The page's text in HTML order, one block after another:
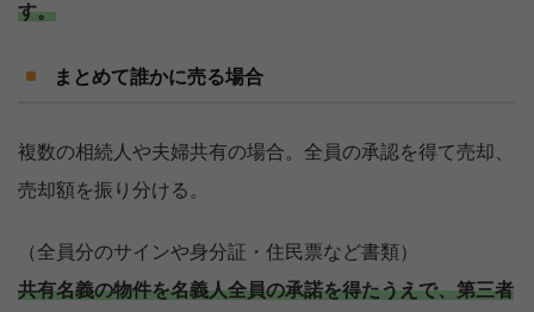
す。
まとめて誰かに売る場合
複数の相続人や夫婦共有の場合。全員の承認を得て売却、
売却額を振り分ける。
（全員分のサインや身分証・住民票など書類）
共有名義の物件を名義人全員の承諾を得たうえで、第三者